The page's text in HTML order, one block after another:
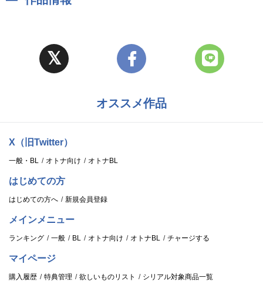
オススメ作品
X（旧Twitter）
一般・BL オトナ向け オトナBL
はじめての方
はじめての方へ 新規会員登録
メインメニュー
ランキング 一般 BL オトナ向け オトナBL チャージする
マイページ
購入履歴 特典管理 欲しいものリスト シリアル対象商品一覧